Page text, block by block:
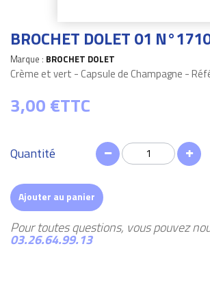
BROCHET DOLET 01
Marque : BROCHET DOLET
Crème et vert - Capsule de Champagne -
3,00 €TTC
Quantité
Ajouter au panier
Pour toutes questions, vous pouvez
03.26.64.99.13